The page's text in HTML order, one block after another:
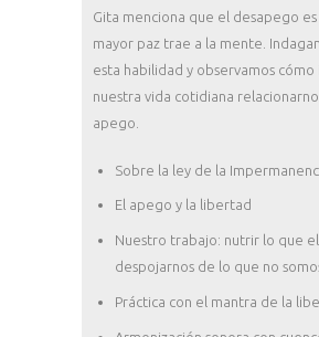
Gita menciona que el desapego
mayor paz trae a la mente.
esta habilidad y observamos cómo
nuestra vida cotidiana
apego.
Sobre la ley de la
El apego y la libertad
Nuestro trabajo: nutrir lo que
despojarnos de lo que no
Práctica con el mantra de la